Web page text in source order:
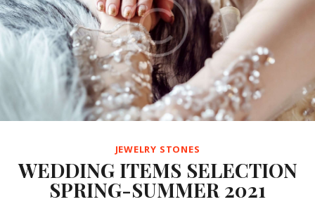
JEWELRY STONES
WEDDING ITEMS SELECTION
SPRING-SUMMER 2021